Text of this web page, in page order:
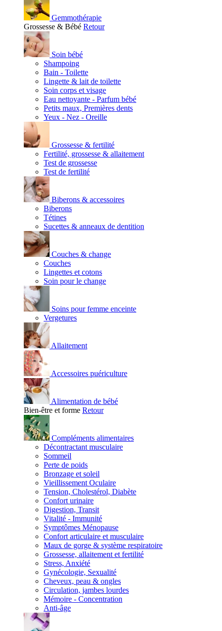
Gemmothérapie
Grossesse & Bébé Retour
Soin bébé
Shampoing
Bain - Toilette
Lingette & lait de toilette
Soin corps et visage
Eau nettoyante - Parfum bébé
Petits maux, Premières dents
Yeux - Nez - Oreille
Grossesse & fertilité
Fertilité, grossesse & allaitement
Test de grossesse
Test de fertilité
Biberons & accessoires
Biberons
Tétines
Sucettes & anneaux de dentition
Couches & change
Couches
Lingettes et cotons
Soin pour le change
Soins pour femme enceinte
Vergetures
Allaitement
Accessoires puériculture
Alimentation de bébé
Bien-être et forme Retour
Compléments alimentaires
Décontractant musculaire
Sommeil
Perte de poids
Bronzage et soleil
Vieillissement Oculaire
Tension, Cholestérol, Diabète
Confort urinaire
Digestion, Transit
Vitalité - Immunité
Symptômes Ménopause
Confort articulaire et musculaire
Maux de gorge & système respiratoire
Grossesse, allaitement et fertilité
Stress, Anxiété
Gynécologie, Sexualité
Cheveux, peau & ongles
Circulation, jambes lourdes
Mémoire - Concentration
Anti-âge